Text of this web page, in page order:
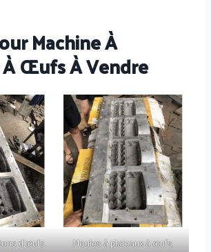
Machine À
Œufs À Vendre
d'œufs Moules à plateaux à œufs